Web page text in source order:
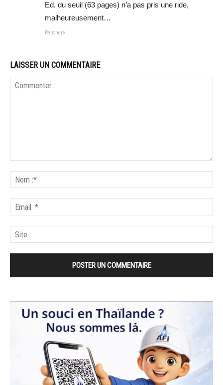
Ed. du seuil (63 pages) n’a pas pris une ride,
malheureusement…
Répondre
LAISSER UN COMMENTAIRE